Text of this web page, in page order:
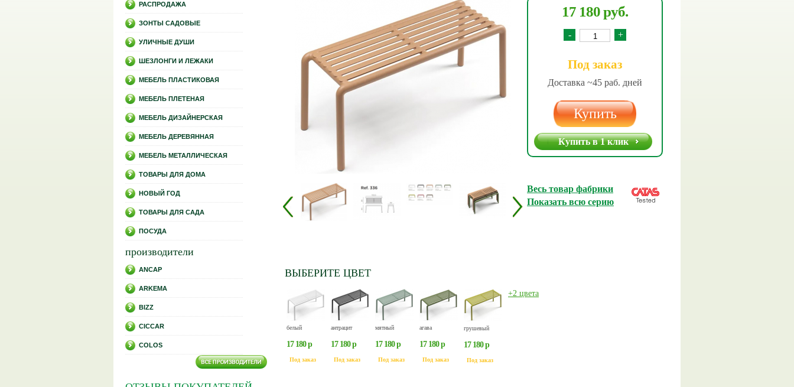
РАСПРОДАЖА
ЗОНТЫ САДОВЫЕ
УЛИЧНЫЕ ДУШИ
ШЕЗЛОНГИ И ЛЕЖАКИ
МЕБЕЛЬ ПЛАСТИКОВАЯ
МЕБЕЛЬ ПЛЕТЕНАЯ
МЕБЕЛЬ ДИЗАЙНЕРСКАЯ
МЕБЕЛЬ ДЕРЕВЯННАЯ
МЕБЕЛЬ МЕТАЛЛИЧЕСКАЯ
ТОВАРЫ ДЛЯ ДОМА
НОВЫЙ ГОД
ТОВАРЫ ДЛЯ САДА
ПОСУДА
производители
ANCAP
ARKEMA
BIZZ
CICCAR
COLOS
17 180 руб.
- +
Под заказ
Доставка ~45 раб. дней
Купить
Купить в 1 клик
Весь товар фабрики
Показать всю серию
ВЫБЕРИТЕ ЦВЕТ
белый
17 180 р
Под заказ
антрацит
17 180 р
Под заказ
мятный
17 180 р
Под заказ
агава
17 180 р
Под заказ
грушевый
17 180 р
Под заказ
+2 цвета